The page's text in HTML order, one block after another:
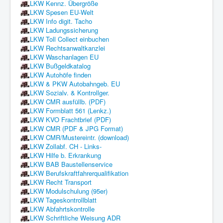
LKW Kennz. Übergröße
LKW Spesen EU-Welt
LKW Info digit. Tacho
LKW Ladungssicherung
LKW Toll Collect einbuchen
LKW Rechtsanwaltkanzlei
LKW Waschanlagen EU
LKW Bußgeldkatalog
LKW Autohöfe finden
LKW & PKW Autobahngeb. EU
LKW Sozialv. & Kontrollger.
LKW CMR ausfüllb. (PDF)
LKW Formblatt 561 (Lenkz.)
LKW KVO Frachtbrief (PDF)
LKW CMR (PDF & JPG Format)
LKW CMR/Mustereintr. (download)
LKW Zollabf. CH - Links-
LKW Hilfe b. Erkrankung
LKW BAB Baustellenservice
LKW Berufskraftfahrerqualifikation
LKW Recht Transport
LKW Modulschulung (95er)
LKW Tageskontrollblatt
LKW Abfahrtskontrolle
LKW Schriftliche Weisung ADR